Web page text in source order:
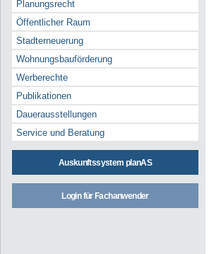
Planungsrecht
Öffentlicher Raum
Stadterneuerung
Wohnungsbauförderung
Werberechte
Publikationen
Dauerausstellungen
Service und Beratung
Auskunftssystem planAS
Login für Fachanwender